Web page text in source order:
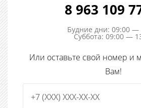
8 963 109
Будние дни: 09:00 —
Суббота: 09:00 —
Или оставьте свой номер и
Вам!